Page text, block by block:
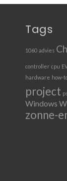
Tags
1060 advies
controller cpu
hardware how-
project
Windows
zonne-